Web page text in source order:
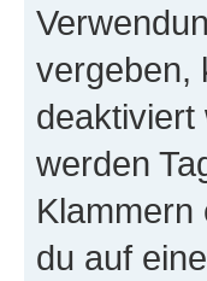
vergeben,
deaktiviert
werden
Klammern
du auf